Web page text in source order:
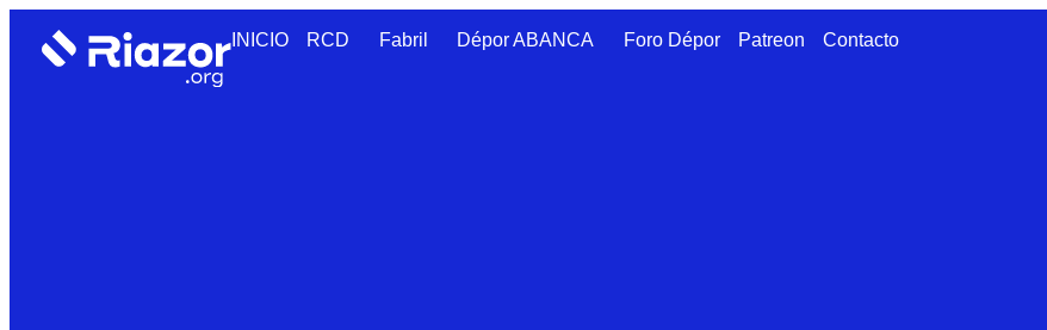
INICIO RCD Fabril Dépor ABANCA Foro Dépor Patreon Contacto